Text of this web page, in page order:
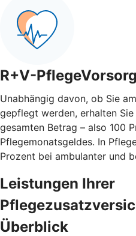
R+V-
Unabhängig davon, ob Sie
gepflegt werden, erhalten
gesamten Betrag – also 100
Pflegemonatsgeldes. In
Prozent bei ambulanter und
Leistungen Ihrer
Überblick